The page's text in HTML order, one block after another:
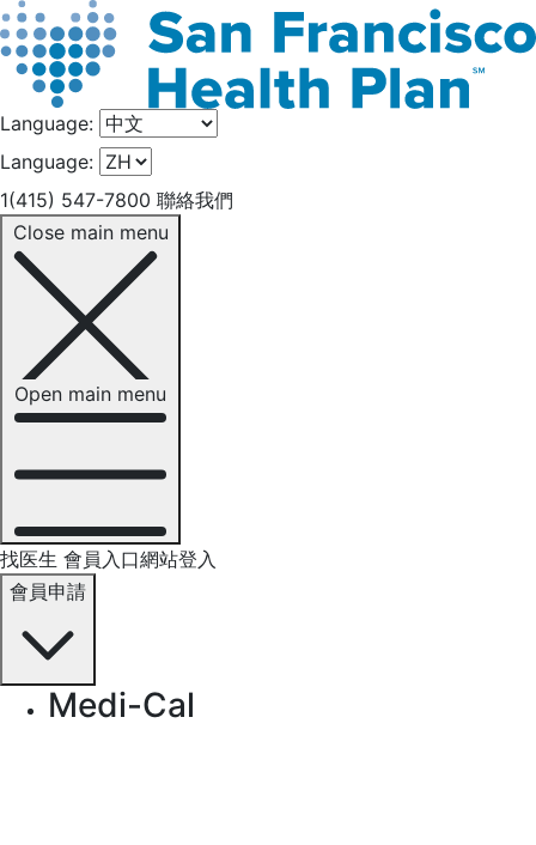
Language:
Language:
1(415) 547-7800 聯絡我們
Close main menu
Open main menu
找医生 會員入口網站登入
會員申請
Medi-Cal